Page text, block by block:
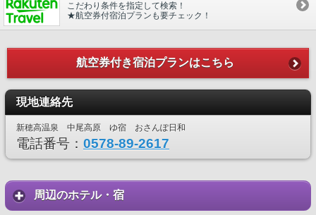
こだわり条件を指定して検索！
★航空券付宿泊プランも要チェック！
航空券付き宿泊プランはこちら
現地連絡先
新穂高温泉 中尾高原 ゆ宿 おさんぽ日和
電話番号： 0578-89-2617
周辺のホテル・宿